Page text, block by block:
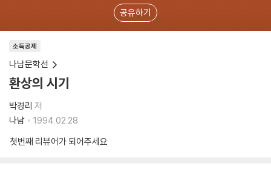
공유하기
소득공제
나남문학선
환상의 시기
박경리 저
나남
1994.02.28.
첫번째 리뷰어가 되어주세요